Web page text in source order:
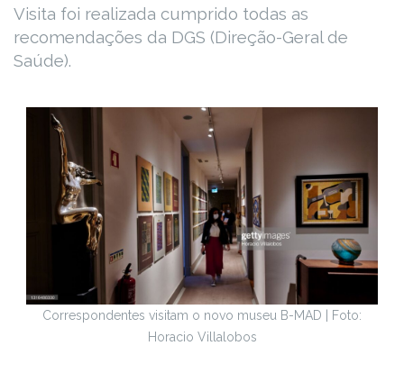
Visita foi realizada cumprido todas as
recomendações da DGS (Direção-Geral de
Saúde).
Correspondentes visitam o novo museu B-MAD | Foto:
Horacio Villalobos